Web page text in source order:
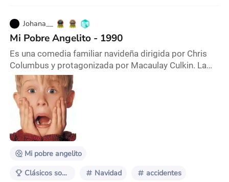
Johana__
Mi Pobre Angelito - 1990
Es una comedia familiar navideña dirigida por Chris
Columbus y protagonizada por Macaulay Culkin. La
película se ha convertido en un clásico del cine,
especialmente durante la época navideña, gracias a
su combinación de humor, acción y un mensaje
conmovedor sobre la importancia de la familia. La
historia sigue a Kevin McCallister, un niño de 8 años
que vive en una gran casa en Chicago junto a su n
Mi pobre angelito
Clásicos sobrevalorados Navidad accidentes